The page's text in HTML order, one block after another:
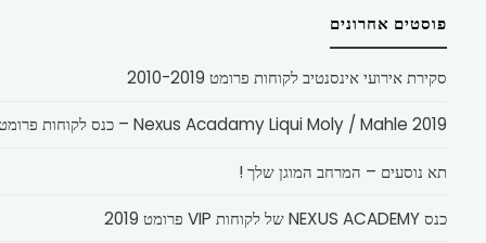
פוסטים אחרונים
סקירת אירועי אינסנטיב לקוחות פרומט 2010-2019
Nexus Acadamy Liqui Moly / Mahle 2019 – כנס לקוחות פרומט
תא נוסעים – המרחב המוגן שלך !
כנס NEXUS ACADEMY של לקוחות VIP פרומט 2019